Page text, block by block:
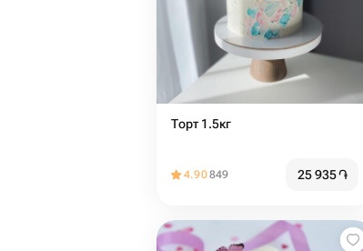
Торт 1.5кг
4.90849 25 935֏